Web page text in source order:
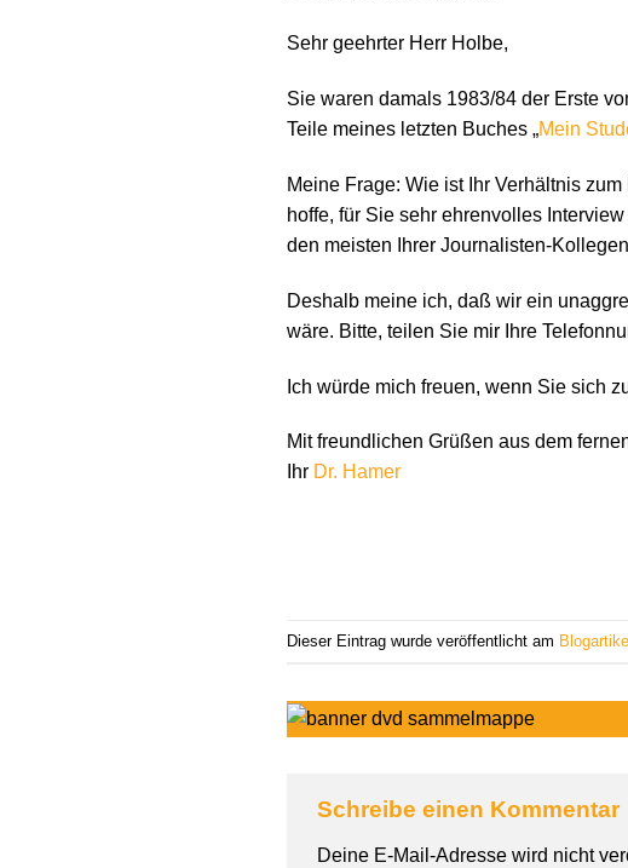
Sehr geehrter Herr Holbe,
Sie waren damals 1983/84 der Erste
Teile meines letzten Buches „Mein
Meine Frage: Wie ist Ihr Verhältnis
hoffe, für Sie sehr ehrenvolles
den meisten Ihrer Journalisten-
Deshalb meine ich, daß wir ein
wäre. Bitte, teilen Sie mir Ihre
Ich würde mich freuen, wenn Sie sich
Mit freundlichen Grüßen aus dem
Ihr Dr. Hamer
Dieser Eintrag wurde veröffentlicht am
Schreibe einen Kommentar
Deine E-Mail-Adresse wird nicht